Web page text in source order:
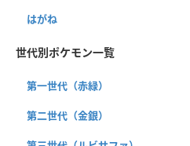
はがね
世代別ポケモン一覧
第一世代（赤緑）
第二世代（金銀）